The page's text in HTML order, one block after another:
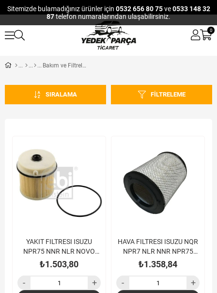
Sitemizde bulamadığınız ürünler için 0532 656 80 75ve0533 148 32
87telefon numaralarından ulaşabilirsiniz.
0
Bakım ve Filtreler
FILTRELEME
SIRALAMA
YAKIT FILTRESI ISUZU
NPR75 NNR NLR NOVO
TORA EURO 4 - 5 - 6
₺1.503,80
HAVA FILTRESI ISUZU NQR
NPR7 NLR NNR NPR75
TURKUAZ NOVO TORA
₺1.358,84